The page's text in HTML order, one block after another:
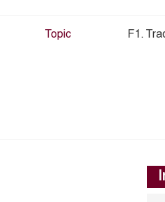
Topic F1.